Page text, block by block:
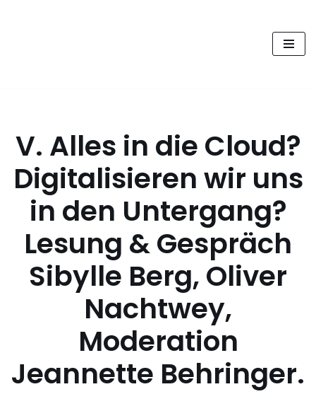
V. Alles in die Cloud?
Digitalisieren wir uns
in den Untergang?
Lesung & Gespräch
Sibylle Berg, Oliver
Nachtwey,
Moderation
Jeannette Behringer.